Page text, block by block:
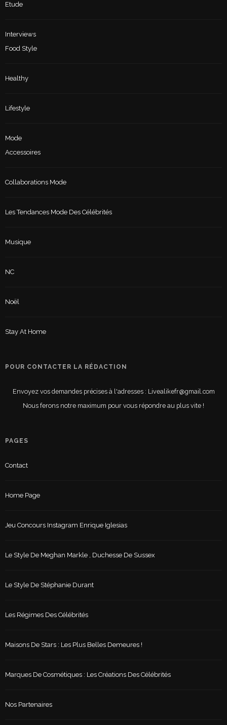
Etude
Interviews
Food Style
Healthy
Lifestyle
Mode
Accessoires
Collaborations Mode
Les Tendances Mode Des Célébrités
Musique
NC
Noël
Stay At Home
POUR CONTACTER LA RÉDACTION
Envoyez vos demandes précises à l'adresses : Livealikefr@gmail.com
Nous ferons notre maximum pour vous répondre au plus vite !
PAGES
Contact
Home Page
Jeu Concours Instagram Enrique Iglesias
Le Style De Meghan Markle , Duchesse De Sussex
Le Style De Stéphanie Durant
Les Régimes Des Célébrités
Maisons De Stars : Les Plus Belles Demeures !
Marques De Cosmétiques : Les Créations Des Célébrités
Nos Partenaires